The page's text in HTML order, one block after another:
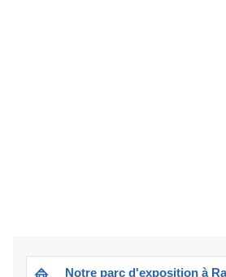
Notre parc d'exposition à